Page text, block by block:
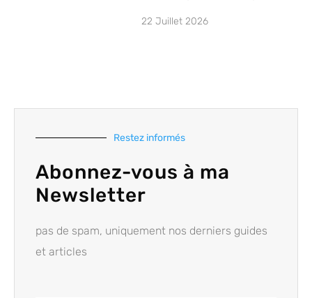
22 Juillet 2026
Restez informés
Abonnez-vous à ma
Newsletter
pas de spam, uniquement nos derniers guides
et articles